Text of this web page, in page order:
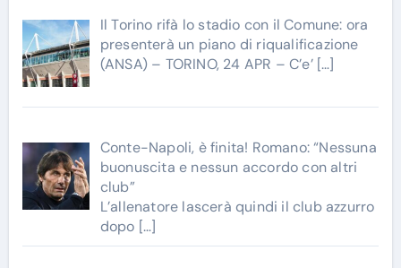
Il Torino rifà lo stadio con il Comune: ora
presenterà un piano di riqualificazione
(ANSA) – TORINO, 24 APR – C’e’ […]
Conte-Napoli, è finita! Romano: “Nessuna
buonuscita e nessun accordo con altri
club”
L’allenatore lascerà quindi il club azzurro
dopo […]